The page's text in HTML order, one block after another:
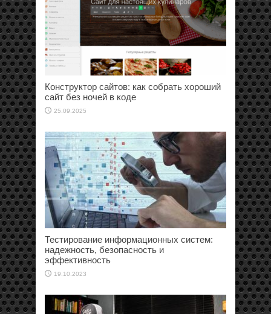
Конструктор сайтов: как собрать хороший
сайт без ночей в коде
25.09.2025
Тестирование информационных систем:
надежность, безопасность и
эффективность
19.10.2023